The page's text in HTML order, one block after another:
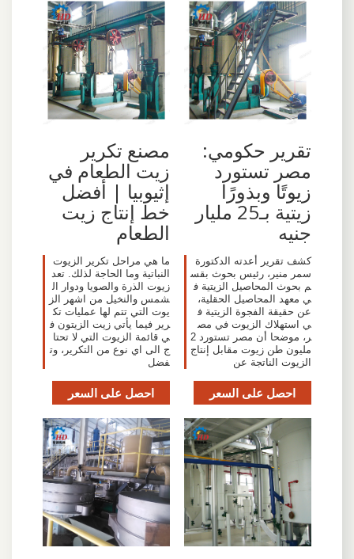
تقرير حكومي:
مصر تستورد
زيوتًا وبذورًا
زيتية بـ25 مليار
جنيه
كشف تقرير أعدته الدكتورة
سمر منير، رئيس بحوث بقس
م بحوث المحاصيل الزيتية ف
ي معهد المحاصيل الحقلية،
عن حقيقة الفجوة الزيتية ف
ي استهلاك الزيوت في مص
ر، موضحا أن مصر تستورد 2
مليون طن زيوت مقابل إنتاج
الزيوت الناتجة عن
احصل على السعر
مصنع تكرير
زيت الطعام في
إثيوبيا | أفضل
خط إنتاج زيت
الطعام
ما هي مراحل تكرير الزيوت
النباتية وما الحاجة لذلك. تعد
زيوت الذرة والصويا ودوار ال
شمس والنخيل من اشهر الز
يوت التي تتم لها عمليات تك
رير فيما يأتي زيت الزيتون ف
ي قائمة الزيوت التي لا تحتا
ج الى اي نوع من التكرير، وت
فضل
احصل على السعر